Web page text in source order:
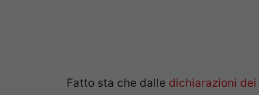
Fatto sta che dalle dichiarazioni